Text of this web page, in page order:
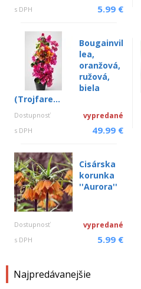
s DPH 5.99 €
Bougainvil
lea,
oranžová,
ružová,
biela
(Trojfare...
Dostupnosť vypredané
s DPH 49.99 €
Cisárska
korunka
''Aurora''
Dostupnosť vypredané
s DPH 5.99 €
Najpredávanejšie